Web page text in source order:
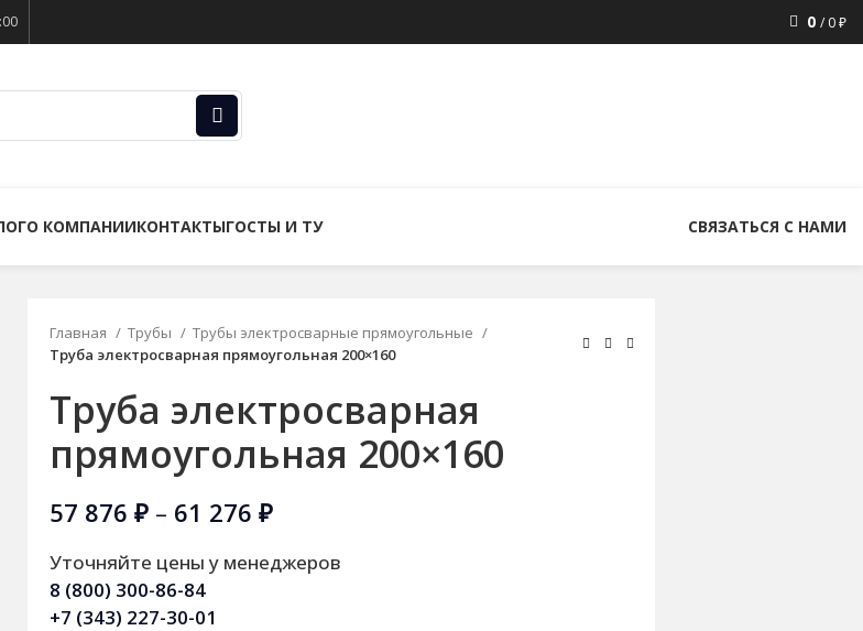
0 / 0₽
О КОМПАНИИКОНТАКТЫГОСТЫ И ТУ СВЯЗАТЬСЯ С НАМИ
Главная Трубы
Трубы электросварные прямоугольные
Труба электросварная прямоугольная 200×160
Труба электросварная
прямоугольная 200×160
57 876 ₽ – 61 276 ₽
Уточняйте цены у менеджеров
8 (800) 300-86-84
+7 (343) 227-30-01